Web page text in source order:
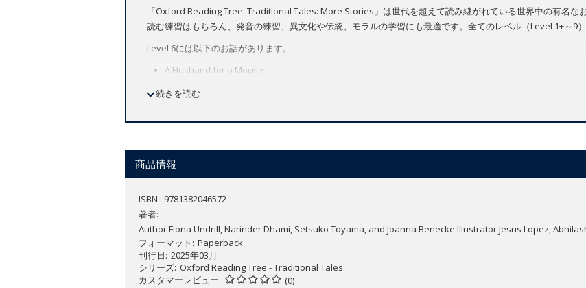
「Oxford Reading Tree: Traditional Tales: More Stories」は世代を超えて読み継がれている世界中の有名な
読む練習はもちろん、発音の練習、異文化や伝統、モラルの学習にも最適です。全てのレベル（Level 1+～9
Level 6には以下のお話があります。
A Husband for a Mouse
Two Boxes
続きを読む
商品情報
ISBN : 9781382046572
著者:
Author Fiona Undrill, Narinder Dhami, Setsuko Toyama, and Joanna Benecke.Illustrator Jesus Lopez,
フォーマット
Paperback
刊行日 2025年03月
シリーズ Oxford Reading Tree - Traditional Tales
カスタマーレビュー
(0)